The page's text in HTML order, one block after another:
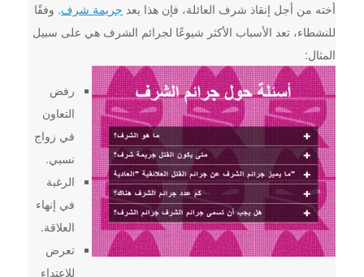
أخته من أجل إنقاذ شرف العائلة، فإن هذا يعد جريمة شرف. وفقًا
للنشطاء، تعد الأسباب الأكثر شيوعًا لجرائم الشرف هي على سبيل
المثال:
رفض
التعاون
في زواج
نسبي.
الرغبة
في إنهاء
العلاقة.
تعرض
للاعتداء